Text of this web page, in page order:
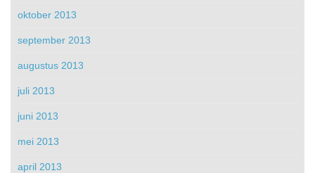
oktober 2013
september 2013
augustus 2013
juli 2013
juni 2013
mei 2013
april 2013